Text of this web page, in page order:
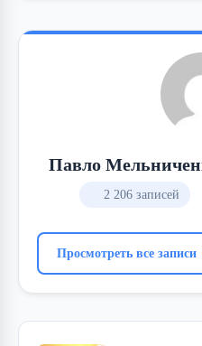
Павло
2 206 записей
Просмотреть все записи